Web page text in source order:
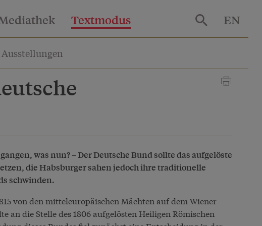
Textmodus EN
Ausstellungen
was nun? – Der Deutsche Bund sollte das aufgelöste
die Habsburger sahen jedoch ihre traditionelle
schwinden.
von den mitteleuropäischen Mächten auf dem Wiener
an die Stelle des 1806 aufgelösten Heiligen Römischen